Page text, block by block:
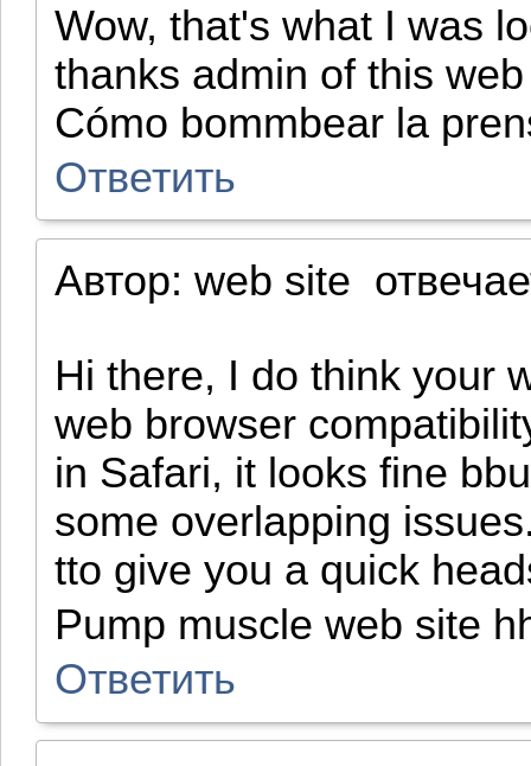
Wow, that's what I was
thanks admin of this
Cómo bommbear la
Ответить
Автор: web site
Hi there, I do think your
web browser
in Safari, it looks fine
some overlapping
tto give you a quick
Pump muscle web site
Ответить